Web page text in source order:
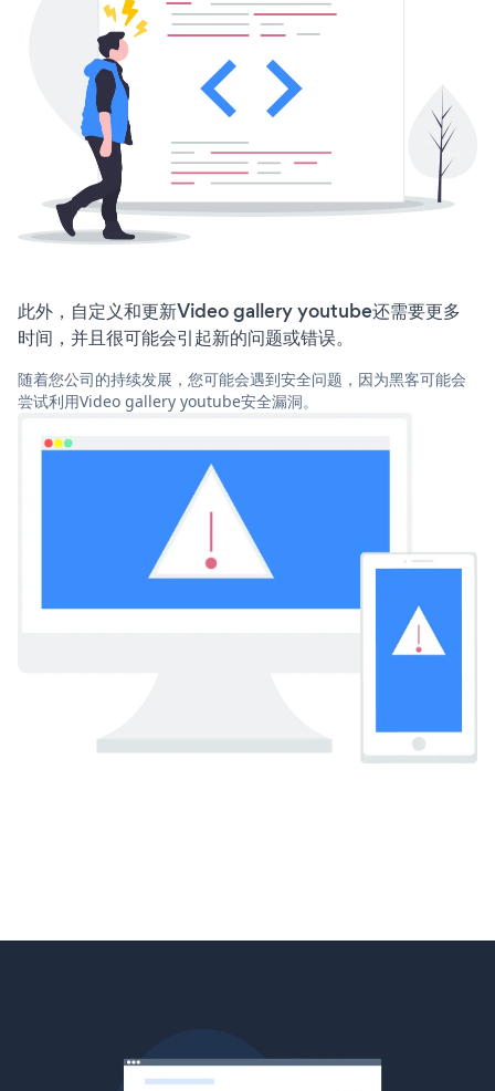
此外，自定义和更新Video gallery youtube还需要更多
时间，并且很可能会引起新的问题或错误。
随着您公司的持续发展，您可能会遇到安全问题，因为黑客可能会
尝试利用Video gallery youtube安全漏洞。